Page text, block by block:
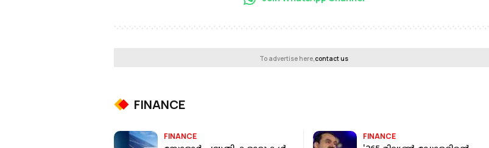
To advertise here,contact us
FINANCE
FINANCE
FINANCE